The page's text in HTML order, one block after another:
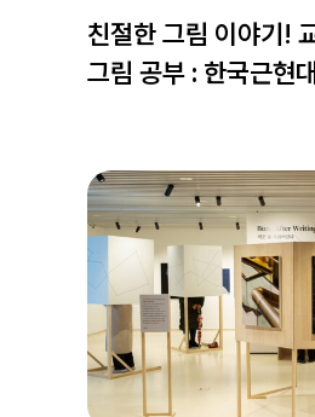
친절한 그림 이야기!
그림 공부 : 한국근현